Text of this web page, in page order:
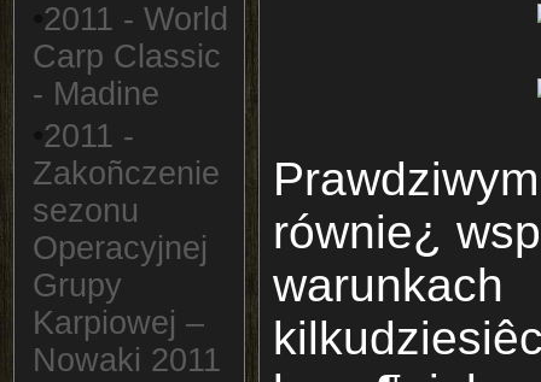
2011 - World
Carp Classic
- Madine
2011 -
Zakoñczenie
sezonu
Operacyjnej
Grupy
Karpiowej –
Nowaki 2011
równie¿